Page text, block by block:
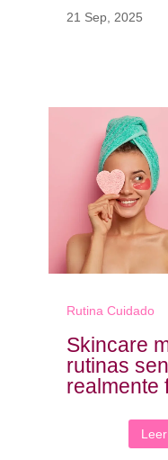
21 Sep, 2025
Rutina Cuidado
Skincare
rutinas
realmente
Leer